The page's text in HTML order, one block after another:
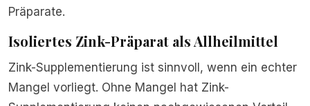
Präparate.
Isoliertes Zink-Präparat als Allheilmittel
Zink-Supplementierung ist sinnvoll, wenn ein echter
Mangel vorliegt. Ohne Mangel hat Zink-